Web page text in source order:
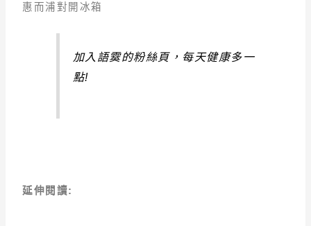
惠而浦對開冰箱
加入語霙的粉絲頁，每天健康多一
點!
延伸閱讀: